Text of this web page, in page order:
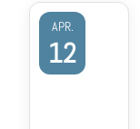
APR.
12